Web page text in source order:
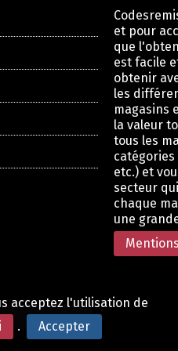
et pour
que
est facile
obtenir
les
magasins
la valeur
tous les
catégories
etc.) et
secteur
chaque
une
acceptez l'utilisation de
. Accepter